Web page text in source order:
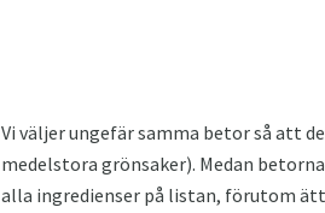
Vi väljer ungefär samma betor så att
medelstora grönsaker). Medan
alla ingredienser på listan, förutom